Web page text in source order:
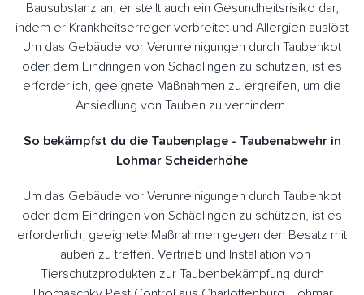
Bausubstanz an, er stellt auch ein Gesundheitsrisiko dar,
indem er Krankheitserreger verbreitet und Allergien auslöst
Um das Gebäude vor Verunreinigungen durch Taubenkot
oder dem Eindringen von Schädlingen zu schützen, ist es
erforderlich, geeignete Maßnahmen zu ergreifen, um die
Ansiedlung von Tauben zu verhindern.
So bekämpfst du die Taubenplage - Taubenabwehr in
Lohmar Scheiderhöhe
Um das Gebäude vor Verunreinigungen durch Taubenkot
oder dem Eindringen von Schädlingen zu schützen, ist es
erforderlich, geeignete Maßnahmen gegen den Besatz mit
Tauben zu treffen. Vertrieb und Installation von
Tierschutzprodukten zur Taubenbekämpfung durch